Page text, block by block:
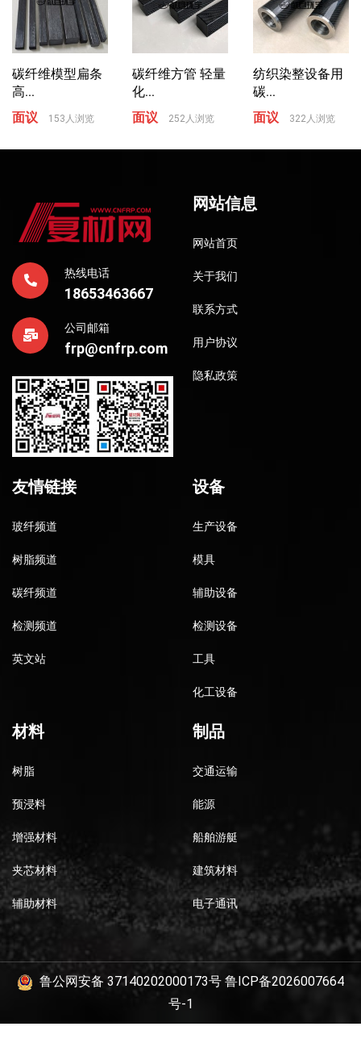
碳纤维模型扁条
高...
面议
153人浏览
碳纤维方管 轻量
化...
面议
252人浏览
纺织染整设备用
碳...
面议
322人浏览
热线电话
18653463667
公司邮箱
frp@cnfrp.com
网站信息
网站首页
关于我们
联系方式
用户协议
隐私政策
友情链接
玻纤频道
树脂频道
碳纤频道
检测频道
英文站
设备
生产设备
模具
辅助设备
检测设备
工具
化工设备
材料
树脂
预浸料
增强材料
夹芯材料
辅助材料
制品
交通运输
能源
船舶游艇
建筑材料
电子通讯
鲁公网安备 37140202000173号 鲁ICP备2026007664
号-1